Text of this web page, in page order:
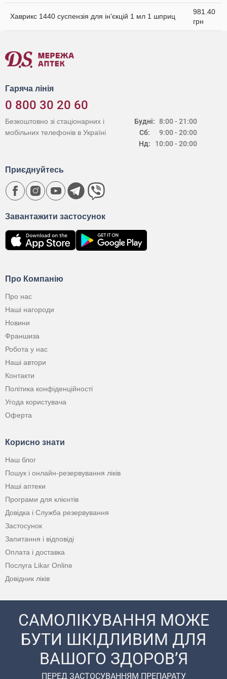
Хаврикс 1440 суспензія для ін'єкцій 1 мл 1 шприц
981.40
грн
Гаряча лінія
0 800 30 20 60
Будні:
Сб:
Нд:
8:00 - 21:00
9:00 - 20:00
10:00 - 20:00
Безкоштовно зі стаціонарних і
мобільних телефонів в Україні
Про Компанію
Про нас
Наші нагороди
Новини
Франшиза
Робота у нас
Наші автори
Контакти
Політика конфіденційності
Угода користувача
Оферта
Корисно знати
Наш блог
Пошук і онлайн-резервування ліків
Наші аптеки
Програми для клієнтів
Довідка і Служба резервування
Застосунок
Запитання і відповіді
Оплата і доставка
Послуга Likar Online
Довідник ліків
Завантажити застосунок
Приєднуйтесь
САМОЛІКУВАННЯ МОЖЕ
БУТИ ШКІДЛИВИМ ДЛЯ
ВАШОГО ЗДОРОВ’Я
ПЕРЕД ЗАСТОСУВАННЯМ ПРЕПАРАТУ